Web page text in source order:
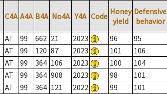
C4A A4A B4A No4A Y4A Code Honey
yield
Defensive
behavior
AT 99 662 21 2023 96 95
AT 99 120 87 2023 101 106
AT 99 364 106 2023 100 104
AT 99 364 908 2023 98 101
AT 99 364 121 2022 99 101